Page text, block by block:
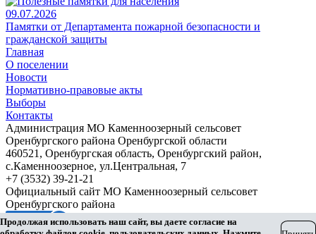
09.07.2026
Памятки от Департамента пожарной безопасности и
гражданской защиты
Главная
О поселении
Новости
Нормативно-правовые акты
Выборы
Контакты
Администрация МО Каменноозерный сельсовет
Оренбургского района Оренбургской области
460521, Оренбургская область, Оренбургский район,
с.Каменноозерное, ул.Центральная, 7
+7 (3532) 39-21-21
Официальный сайт МО Каменноозерный сельсовет
Оренбургского района
Продолжая использовать наш сайт, вы даете согласие на